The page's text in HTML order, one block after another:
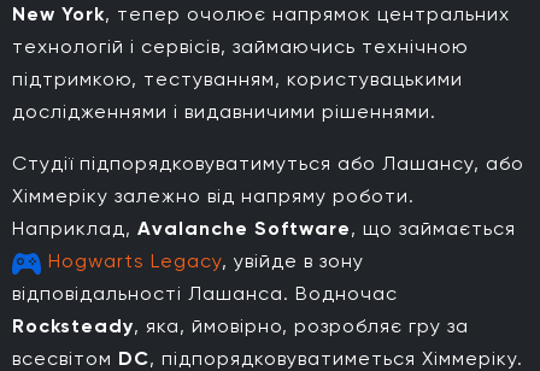
New York, тепер очолює напрямок центральних
технологій і сервісів, займаючись технічною
підтримкою, тестуванням, користувацькими
дослідженнями і видавничими рішеннями.
Студії підпорядковуватимуться або Лашансу, або
Хіммеріку залежно від напряму роботи.
Наприклад, Avalanche Software, що займається
Hogwarts Legacy, увійде в зону
відповідальності Лашанса. Водночас
Rocksteady, яка, ймовірно, розробляє гру за
всесвітом DC, підпорядковуватиметься Хіммеріку.